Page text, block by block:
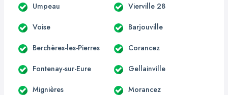
Umpeau Vierville 28
Voise Barjouville
Berchères-les-Pierres Corancez
Fontenay-sur-Eure Gellainville
Mignières Morancez